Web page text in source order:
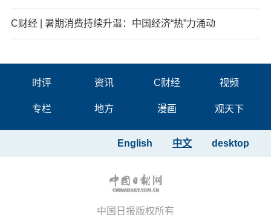
C财经 | 暑期消费持续升温：中国经济“热”力涌动
时评 资讯 C财经 视频
专栏 地方 漫画 观天下
desktop
中文
English
中国日报版权所有